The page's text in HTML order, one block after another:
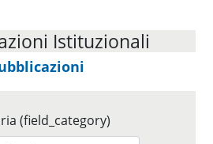
Istituzionali
(field_category)